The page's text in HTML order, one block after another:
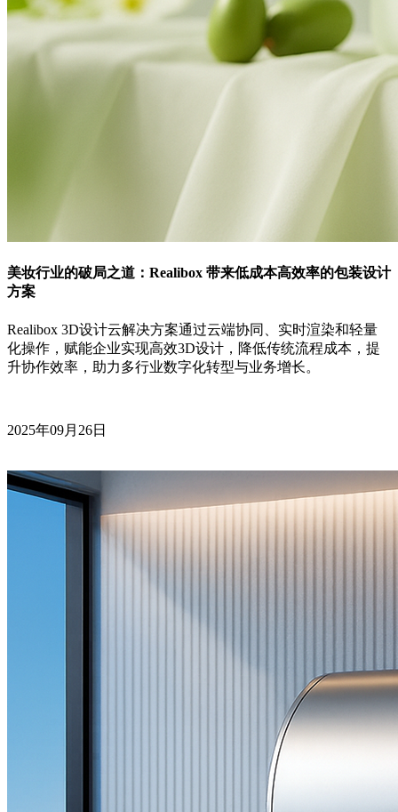
美妆行业的破局之道：Realibox 带来低成本高效率的包装设计
方案
Realibox 3D设计云解决方案通过云端协同、实时渲染和轻量
化操作，赋能企业实现高效3D设计，降低传统流程成本，提
升协作效率，助力多行业数字化转型与业务增长。
2025年09月26日